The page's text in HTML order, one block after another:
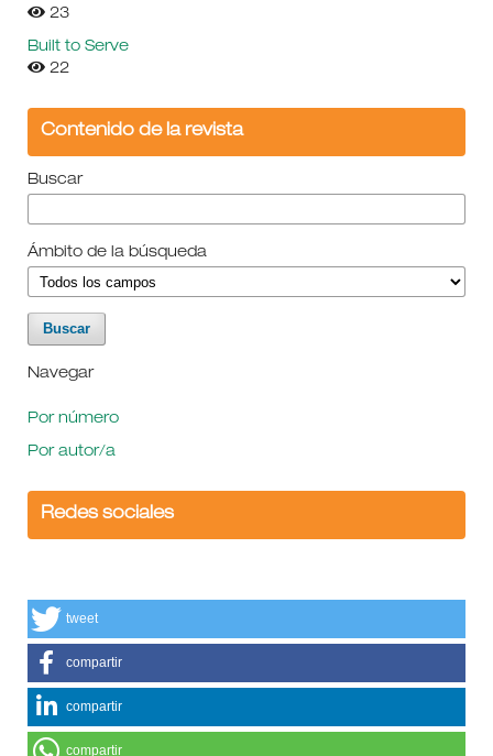
23
Built to Serve
22
Contenido de la revista
Buscar
Ámbito de la búsqueda
Navegar
Por número
Por autor/a
Redes sociales
tweet
compartir
compartir
compartir